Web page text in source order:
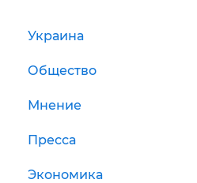
Украина
Общество
Мнение
Пресса
Экономика